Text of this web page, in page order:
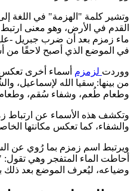
وتشير كلمة "الهزمة" في اللغة
القدم في الأرض، وهو معنى
ماء زمزم بعد أن ضرب جبريل -
في الموضع الذي أصبح لاحقًا من
ووردتلزمزمأسماء أخرى تعكس
من بينها: سقيا الله لإسماعيل،
وطعام طُعم، وشفاء سُقم، وطعام
وتكشف هذه الأسماء عن ارتباط
والشفاء، كما تعكس مكانتها
ويرتبط اسم زمزم بما رُوي عن
أحاطت الماء المتفجر وهي
وضياعه، ليُعرف الموضع بعد ذلك